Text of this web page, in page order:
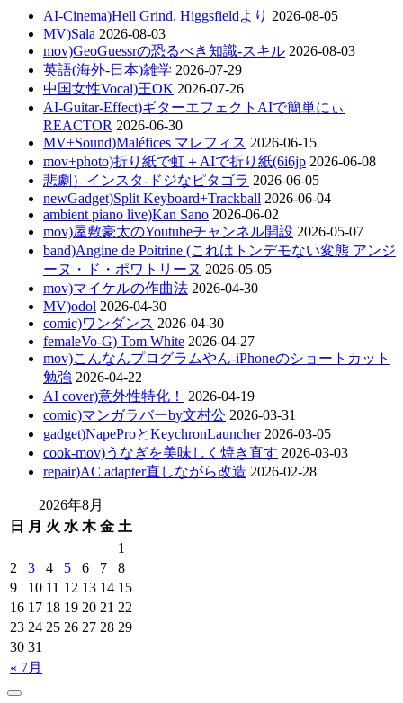
AI-Cinema)Hell Grind. Higgsfieldより 2026-08-05
MV)Sala 2026-08-03
mov)GeoGuessrの恐るべき知識-スキル 2026-08-03
英語(海外-日本)雑学 2026-07-29
中国女性Vocal)王OK 2026-07-26
AI-Guitar-Effect)ギターエフェクトAIで簡単にぃ
REACTOR 2026-06-30
MV+Sound)Maléfices マレフィス 2026-06-15
mov+photo)折り紙で虹＋AIで折り紙(6i6jp 2026-06-08
悲劇）インスタ-ドジなピタゴラ 2026-06-05
newGadget)Split Keyboard+Trackball 2026-06-04
ambient piano live)Kan Sano 2026-06-02
mov)屋敷豪太のYoutubeチャンネル開設 2026-05-07
band)Angine de Poitrine (これはトンデモない変態 アンジ
ーヌ・ド・ポワトリーヌ 2026-05-05
mov)マイケルの作曲法 2026-04-30
MV)odol 2026-04-30
comic)ワンダンス 2026-04-30
femaleVo-G) Tom White 2026-04-27
mov)こんなんプログラムやん-iPhoneのショートカット
勉強 2026-04-22
AI cover)意外性特化！
2026-04-19
comic)マンガラバーby文村公 2026-03-31
gadget)NapeProとKeychronLauncher 2026-03-05
cook-mov)うなぎを美味しく焼き直す 2026-03-03
repair)AC adapter直しながら改造 2026-02-28
2026年8月
日
月 火 水 木 金 土
« 7月
1
2
3 4 5 6 7
8
9
10 11 12 13 14 15
16 17 18 19 20 21 22
23 24 25 26 27 28 29
30 31